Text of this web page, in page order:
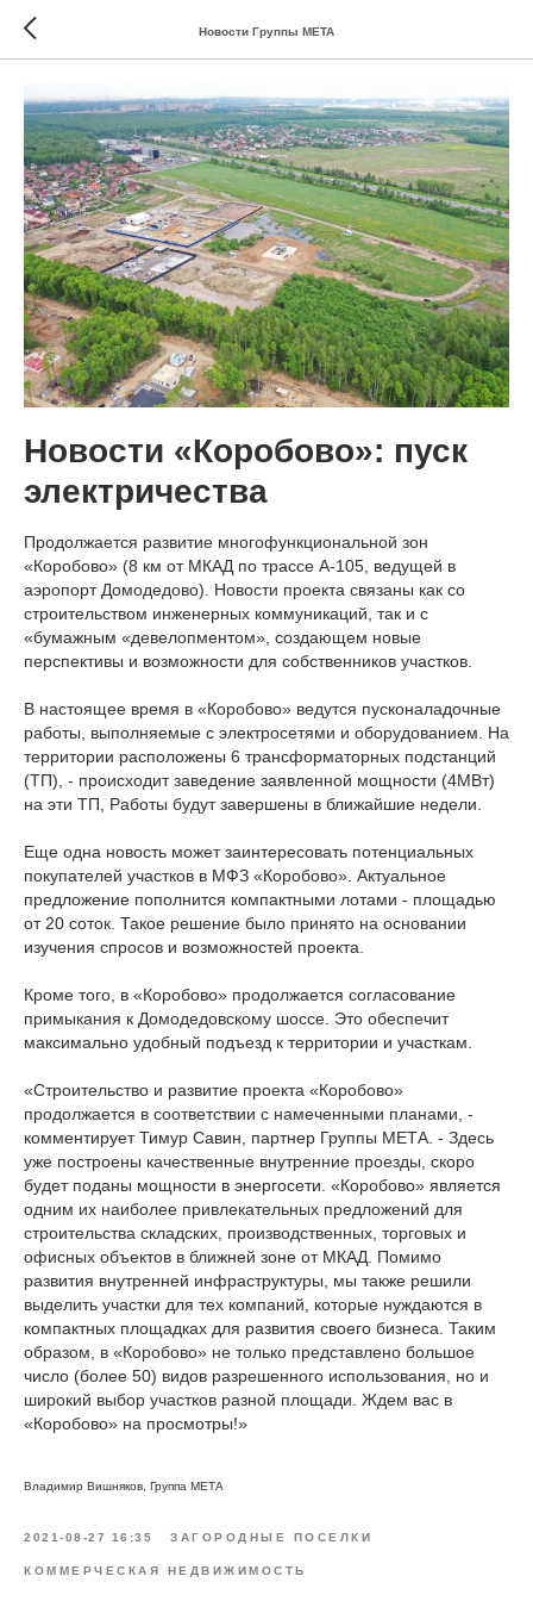
Новости Группы МЕТА
Новости «Коробово»: пуск
электричества
Продолжается развитие многофункциональной зон
«Коробово» (8 км от МКАД по трассе А-105, ведущей в
аэропорт Домодедово). Новости проекта связаны как со
строительством инженерных коммуникаций, так и с
«бумажным «девелопментом», создающем новые
перспективы и возможности для собственников участков.
В настоящее время в «Коробово» ведутся пусконаладочные
работы, выполняемые с электросетями и оборудованием. На
территории расположены 6 трансформаторных подстанций
(ТП), - происходит заведение заявленной мощности (4МВт)
на эти ТП, Работы будут завершены в ближайшие недели.
Еще одна новость может заинтересовать потенциальных
покупателей участков в МФЗ «Коробово». Актуальное
предложение пополнится компактными лотами - площадью
от 20 соток. Такое решение было принято на основании
изучения спросов и возможностей проекта.
Кроме того, в «Коробово» продолжается согласование
примыкания к Домодедовскому шоссе. Это обеспечит
максимально удобный подъезд к территории и участкам.
«Строительство и развитие проекта «Коробово»
продолжается в соответствии с намеченными планами, -
комментирует Тимур Савин, партнер Группы МЕТА. - Здесь
уже построены качественные внутренние проезды, скоро
будет поданы мощности в энергосети. «Коробово» является
одним их наиболее привлекательных предложений для
строительства складских, производственных, торговых и
офисных объектов в ближней зоне от МКАД. Помимо
развития внутренней инфраструктуры, мы также решили
выделить участки для тех компаний, которые нуждаются в
компактных площадках для развития своего бизнеса. Таким
образом, в «Коробово» не только представлено большое
число (более 50) видов разрешенного использования, но и
широкий выбор участков разной площади. Ждем вас в
«Коробово» на просмотры!»
Владимир Вишняков, Группа МЕТА
2021-08-27 16:35 ЗАГОРОДНЫЕ ПОСЕЛКИ
КОММЕРЧЕСКАЯ НЕДВИЖИМОСТЬ